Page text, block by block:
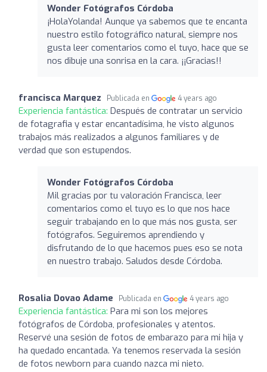
Wonder Fotógrafos Córdoba
¡HolaYolanda! Aunque ya sabemos que te encanta
nuestro estilo fotográfico natural, siempre nos
gusta leer comentarios como el tuyo, hace que se
nos dibuje una sonrisa en la cara. ¡¡Gracias!!
francisca Marquez Publicada en 4 years ago
Experiencia fantástica: Después de contratar un servicio
de fotagrafia y estar encantadísima, he visto algunos
trabajos más realizados a algunos familiares y de
verdad que son estupendos.
Wonder Fotógrafos Córdoba
Mil gracias por tu valoración Francisca, leer
comentarios como el tuyo es lo que nos hace
seguir trabajando en lo que más nos gusta, ser
fotógrafos. Seguiremos aprendiendo y
disfrutando de lo que hacemos pues eso se nota
en nuestro trabajo. Saludos desde Córdoba.
Rosalia Dovao Adame Publicada en 4 years ago
Experiencia fantástica: Para mi son los mejores
fotógrafos de Córdoba, profesionales y atentos.
Reservé una sesión de fotos de embarazo para mi hija y
ha quedado encantada. Ya tenemos reservada la sesión
de fotos newborn para cuando nazca mi nieto.